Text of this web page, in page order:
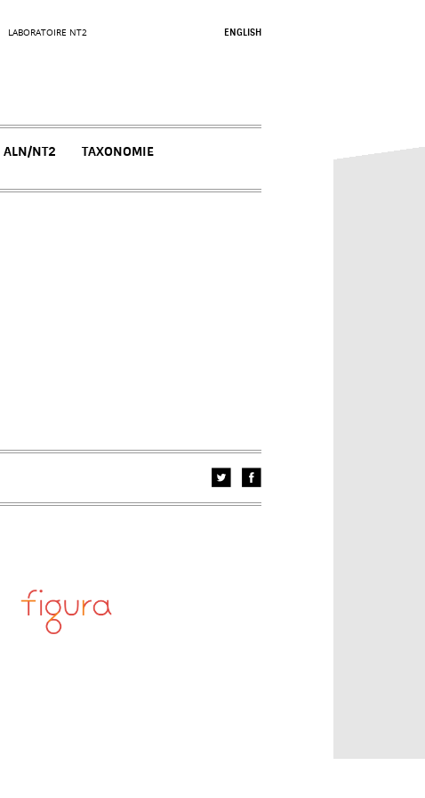
LABORATOIRE NT2 ENGLISH
ALN/NT2 TAXONOMIE